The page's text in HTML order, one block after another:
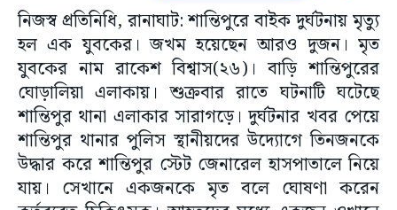
নিজস্ব প্রতিনিধি, রানাঘাট: শান্তিপুরে বাইক দুর্ঘটনায় মৃত্যু
হল এক যুবকের। জখম হয়েছেন আরও দুজন। মৃত
যুবকের নাম রাকেশ বিশ্বাস(২৬)। বাড়ি শান্তিপুরের
ঘোড়ালিয়া এলাকায়। শুক্রবার রাতে ঘটনাটি ঘটেছে
শান্তিপুর থানা এলাকার সারাগড়ে। দুর্ঘটনার খবর পেয়ে
শান্তিপুর থানার পুলিস স্থানীয়দের উদ্যোগে তিনজনকে
উদ্ধার করে শান্তিপুর স্টেট জেনারেল হাসপাতালে নিয়ে
যায়। সেখানে একজনকে মৃত বলে ঘোষণা করেন